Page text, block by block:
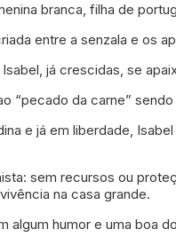
branca, filha de
entre a senzala e os
já crescidas, se
“pecado da carne”
e já em liberdade,
sem recursos ou
na casa grande.
algum humor e uma boa